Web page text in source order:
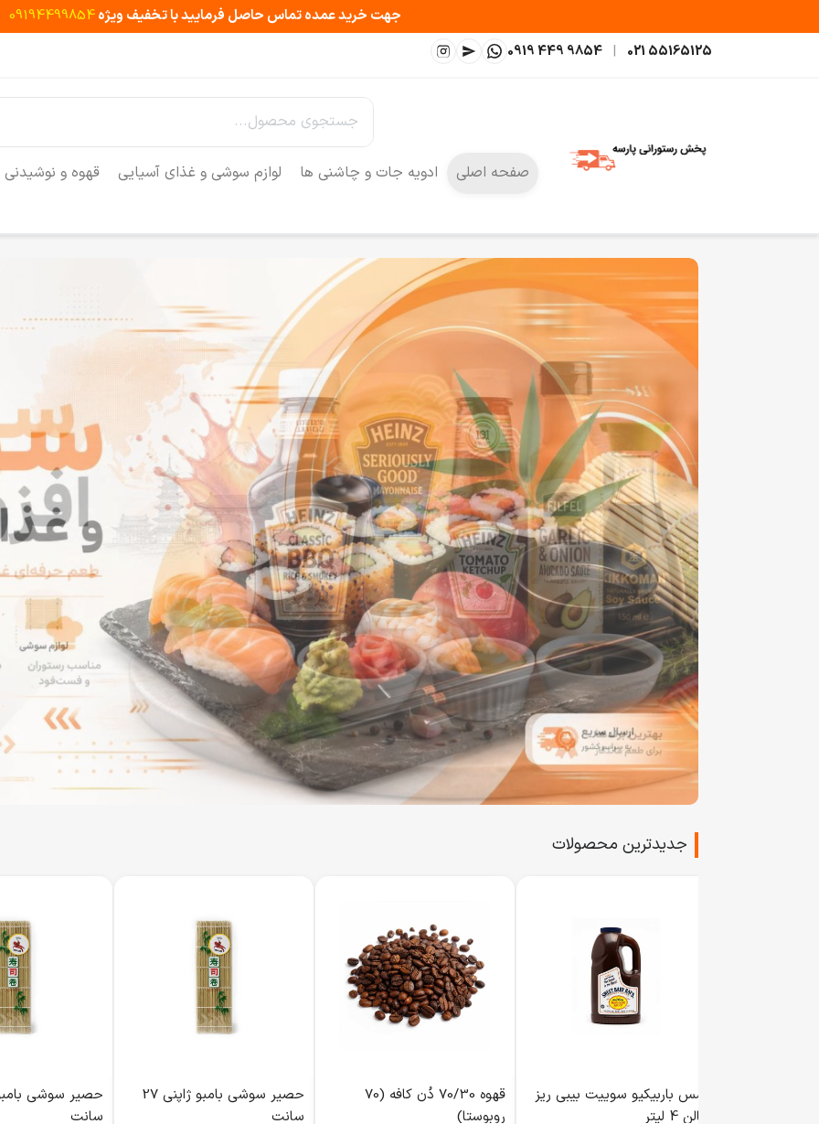
جهت خرید عمده تماس حاصل فرمایید با تخفیف ویژه09194499854
021 55165125
|
0919 449 9854
صفحه اصلی ادویه جات و چاشنی ها لوازم سوشی و غذای آسیایی قهوه و نوشیدنی
جدیدترین محصولات
سانت
حصیر سوشی بامبو ژاپنی 27
سانت
قهوه 70/30 دُن کافه (70
روبوستا)
سس باربیکیو سوییت بیبی ریز
گالن 4 لیتر